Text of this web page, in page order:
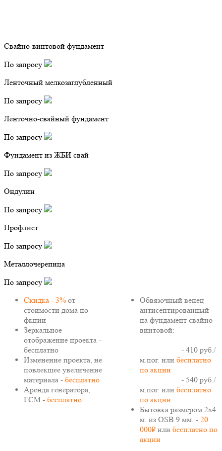
Свайно-винтовой фундамент
По запросу
Ленточный мелкозаглубленный
По запросу
Ленточно-свайный фундамент
По запросу
Фундамент из ЖБИ свай
По запросу
Ондулин
По запросу
Профлист
По запросу
Металлочерепица
По запросу
Скидка - 3% от
стоимости дома по
фкции
Зеркальное
отображение проекта -
бесплатно
Изменение проекта, не
повлекшее увеличение
материала - бесплатно
Аренда генератора,
ГСМ - бесплатно
Обвязочный венец
антисептированный
на фундамент свайно-
винтовой:
- 410 руб./
м.пог. или бесплатно
по акции
- 540 руб./
м.пог. или бесплатно
по акции
Бытовка размером 2х4
м. из OSB 9 мм. - 20
000₽или бесплатно по
акции